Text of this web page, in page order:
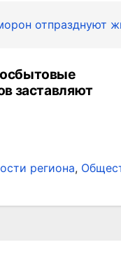
отпразднуют
заставляют
региона,